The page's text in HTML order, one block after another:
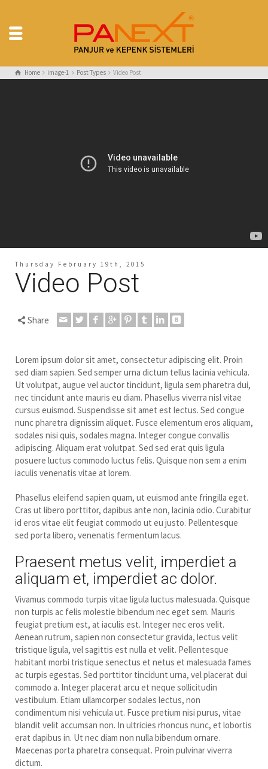
Home image-1 Post Types Video Post
Thursday February 19th, 2015
Video Post
Share
Lorem ipsum dolor sit amet, consectetur adipiscing elit. Proin
sed diam sapien. Sed semper urna dictum tellus lacinia vehicula.
Ut volutpat, augue vel auctor tincidunt, ligula sem pharetra dui,
nec tincidunt ante mauris eu diam. Phasellus viverra nisl vitae
cursus euismod. Suspendisse sit amet est lectus. Sed congue
nunc pharetra dignissim aliquet. Fusce elementum eros aliquam,
sodales nisi quis, sodales magna. Integer congue convallis
adipiscing. Aliquam erat volutpat. Sed sed erat quis ligula
posuere luctus commodo luctus felis. Quisque non sem a enim
iaculis venenatis vitae at lorem.
Phasellus eleifend sapien quam, ut euismod ante fringilla eget.
Cras ut libero porttitor, dapibus ante non, lacinia odio. Curabitur
id eros vitae elit feugiat commodo ut eu justo. Pellentesque
sed porta libero, venenatis fermentum lacus.
Praesent metus velit, imperdiet a
aliquam et, imperdiet ac dolor.
Vivamus commodo turpis vitae ligula luctus malesuada. Quisque
non turpis ac felis molestie bibendum nec eget sem. Mauris
feugiat pretium est, at iaculis est. Integer nec eros velit.
Aenean rutrum, sapien non consectetur gravida, lectus velit
tristique ligula, vel sagittis est nulla et velit. Pellentesque
habitant morbi tristique senectus et netus et malesuada fames
ac turpis egestas. Sed porttitor tincidunt urna, vel placerat dui
commodo a. Integer placerat arcu et neque sollicitudin
vestibulum. Etiam ullamcorper sodales lectus, non
condimentum nisi vehicula ut. Fusce pretium nisi purus, vitae
blandit velit accumsan non. In ultricies rhoncus nunc, et lobortis
erat dapibus in. Ut nec diam non nulla bibendum ornare.
Maecenas porta pharetra consequat. Proin pulvinar viverra
dictum.